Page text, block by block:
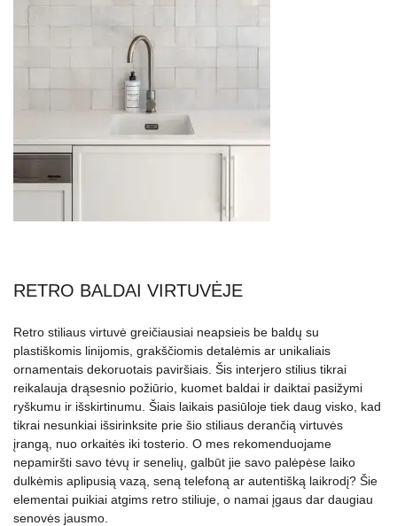
RETRO BALDAI VIRTUVĖJE
Retro stiliaus virtuvė greičiausiai neapsieis be baldų su
plastiškomis linijomis, grakščiomis detalėmis ar unikaliais
ornamentais dekoruotais paviršiais. Šis interjero stilius tikrai
reikalauja drąsesnio požiūrio, kuomet baldai ir daiktai pasižymi
ryškumu ir išskirtinumu. Šiais laikais pasiūloje tiek daug visko, kad
tikrai nesunkiai išsirinksite prie šio stiliaus derančią virtuvės
įrangą, nuo orkaitės iki tosterio. O mes rekomenduojame
nepamiršti savo tėvų ir senelių, galbūt jie savo palėpėse laiko
dulkėmis aplipusią vazą, seną telefoną ar autentišką laikrodį? Šie
elementai puikiai atgims retro stiliuje, o namai įgaus dar daugiau
senovės jausmo.